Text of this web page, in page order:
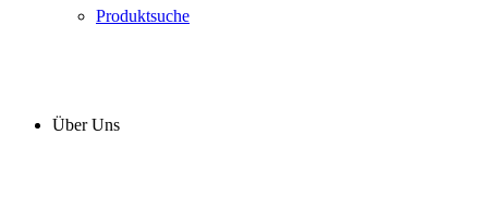
Produktsuche
Über Uns